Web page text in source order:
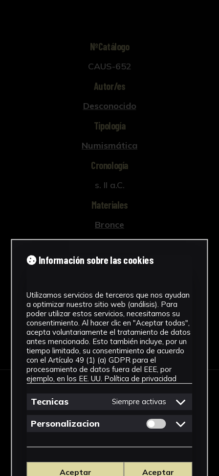
NºCatálogo
CAUS-652
Autor/es
Desconocido
Tipología
Numismática
Cronología
s. II a.C.
Materiales
Bronce
Laboratorio de Investigación
Ver más
Descargar Ficha
IMÁGENES
Información sobre las cookies
Utilizamos servicios de terceros que nos ayudan
a optimizar nuestro sitio web (análisis). Para
poder utilizar estos servicios, necesitamos su
consentimiento. Al hacer clic en "Aceptar todas",
acepta voluntariamente el tratamiento de datos
antes mencionado. Esto también incluye, por un
tiempo limitado, su consentimiento de acuerdo
con el Artículo 49 (1) (a) GDPR para el
procesamiento de datos fuera del EEE, por
ejemplo, en los EE. UU. Política de privacidad
Tecnicas Siempre activas
Personalizacion Permitir cookies
Aceptar
Aceptar